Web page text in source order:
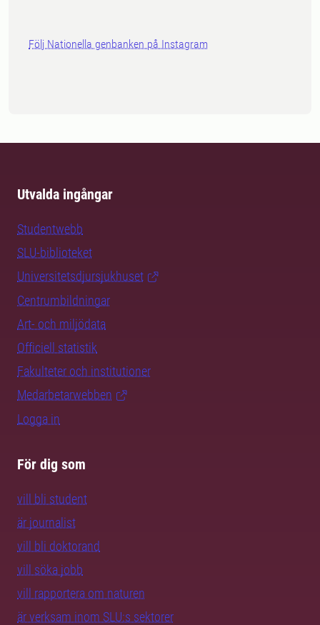
Följ Nationella genbanken på Instagram
Utvalda ingångar
Studentwebb
SLU-biblioteket
Universitetsdjursjukhuset
Centrumbildningar
Art- och miljödata
Officiell statistik
Fakulteter och institutioner
Medarbetarwebben
Logga in
För dig som
vill bli student
är journalist
vill bli doktorand
vill söka jobb
vill rapportera om naturen
är verksam inom SLU:s sektorer